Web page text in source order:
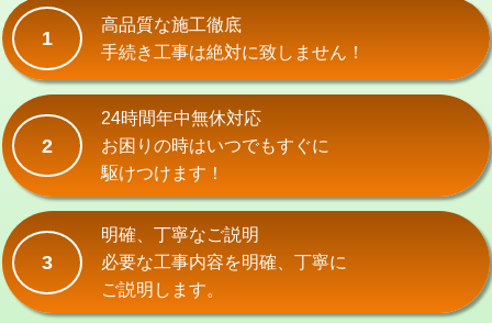
式・ワンホール）)
交換・取付(排水栓・排水トラップ
（P/S/ポップアップ））
22,000円+材料費
交換・取付（その他部品）
持込商品取付（単水栓）
持込商品取付（混合水栓） 16,500円
持込商品取付（浄水器・分岐水栓） 16,500円
給水管工事※（ホール加工)
1
高品質な施工徹底
手続き工事は絶対に致しません！
2
24時間年中無休対応
お困りの時はいつでもすぐに
駆けつけます！
3
明確、丁寧なご説明
必要な工事内容を明確、丁寧に
ご説明します。